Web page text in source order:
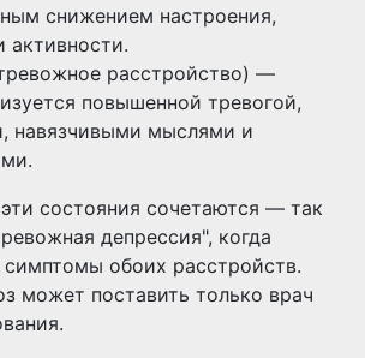
снижением настроения,
активности.
расстройство) —
повышенной тревогой,
навязчивыми мыслями и
состояния сочетаются — так
депрессия", когда
симптомы обоих расстройств.
может поставить только врач